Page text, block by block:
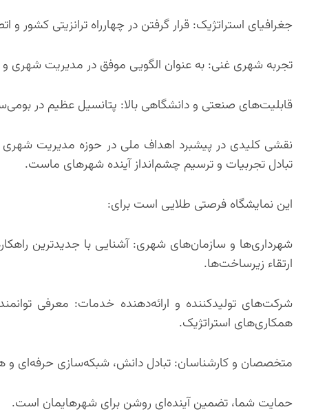
جغرافیای استراتژیک: قرار گرفتن در چهارراه ترانزیتی
تجربه شهری غنی: به عنوان الگویی موفق در مدیریت شهری
قابلیت‌های صنعتی و دانشگاهی بالا: پتانسیل عظیم در
نقشی کلیدی در پیشبرد اهداف ملی در حوزه مدیریت شهری و
تبادل تجربیات و ترسیم چشم‌انداز آینده شهرهای ماست.
این نمایشگاه فرصتی طلایی است برای:
شهرداری‌ها و سازمان‌های شهری: آشنایی با جدیدترین
ارتقاء زیرساخت‌ها.
شرکت‌های تولیدکننده و ارائه‌دهنده خدمات: معرفی
همکاری‌های استراتژیک.
متخصصان و کارشناسان: تبادل دانش، شبکه‌سازی حرفه‌ای و
حمایت شما، تضمین آینده‌ای روشن برای شهرهایمان است.